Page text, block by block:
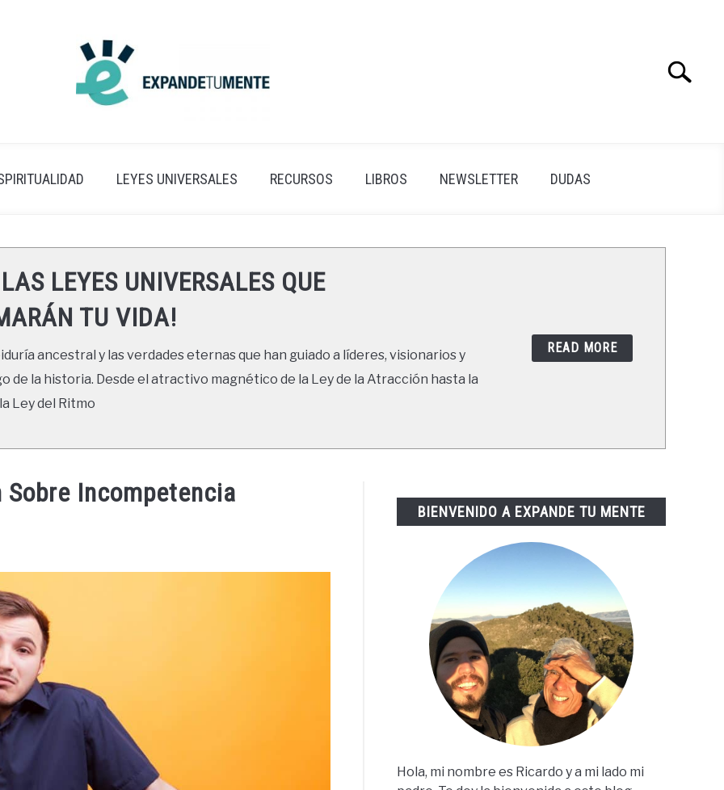
Search
LEYES UNIVERSALES RECURSOS LIBROS NEWSLETTER DUDAS
LEYES UNIVERSALES QUE
TU VIDA!
ancestral y las verdades eternas que han guiado a líderes, visionarios y
de la historia. Desde el atractivo magnético de la Ley de la Atracción hasta la
Ley del Ritmo
READ MORE
Incompetencia
BIENVENIDO A EXPANDE TU MENTE
Hola, mi nombre es Ricardo y a mi lado mi